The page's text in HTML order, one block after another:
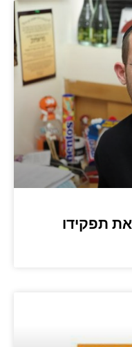
תפקידו